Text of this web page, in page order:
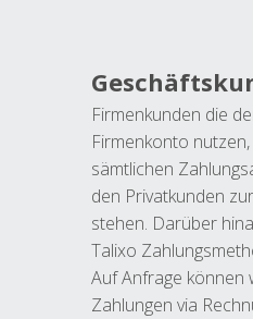
Firmenkunden die
Firmenkonto
sämtlichen
den Privatkunden
stehen. Darüber
Talixo
Auf Anfrage können
Zahlungen via